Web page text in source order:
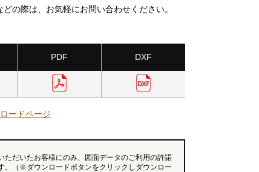
の際は、お気軽にお問い合わせください。
PDF DXF
ードページ
ただいたお客様にのみ、図面データのご利用の許諾
。（※ダウンロードボタンをクリックしダウンロー